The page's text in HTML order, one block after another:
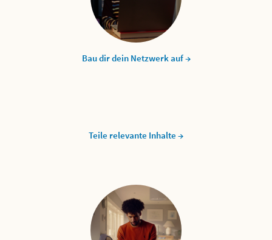
Bau dir dein Netzwerk auf →
Teile relevante Inhalte →